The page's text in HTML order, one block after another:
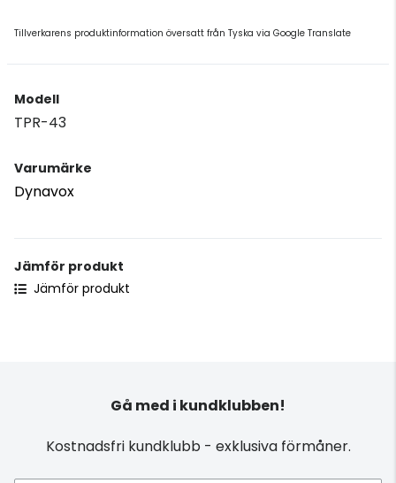
Tillverkarens produktinformation översatt från Tyska via Google Translate
Modell
TPR-43
Varumärke
Dynavox
Jämför produkt
Jämför produkt
Gå med i kundklubben!
Kostnadsfri kundklubb - exklusiva förmåner.